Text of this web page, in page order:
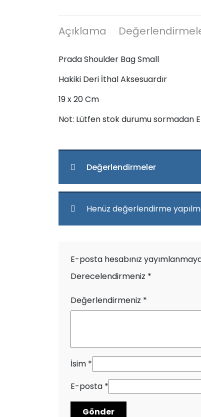
Açıklama
Prada Shoulder Bag Small
Hakiki Deri İthal Aksesuardır
19 x 20 Cm
Not: Lütfen stok durumu sormadan
Değerlendirmeler
Henüz değerlendirme
E-posta hesabınız
Derecelendirmeniz *
Değerlendirmeniz *
İsim *
E-posta *